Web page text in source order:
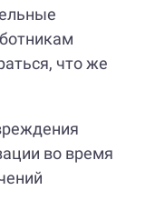
что же
во время